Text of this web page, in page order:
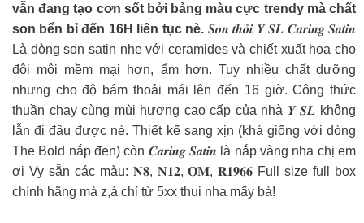
vẫn đang tạo cơn sốt bởi bảng màu cực trendy mà chất
son bển bỉ đến 16H liên tục nè. 𝑺𝒐𝒏 𝒕𝒉𝒐̉𝒊 𝒀 𝑺𝑳 𝑪𝒂𝒓𝒊𝒏𝒈 𝑺𝒂𝒕𝒊𝒏
Là dòng son satin nhẹ với ceramides và chiết xuất hoa cho
đôi môi mềm mại hơn, ẩm hơn. Tuy nhiều chất dưỡng
nhưng cho độ bám thoải mái lên đến 16 giờ. Công thức
thuần chay cùng mùi hương cao cấp của nhà 𝒀 𝑺𝑳 không
lẫn đi đâu được nè. Thiết kế sang xịn (khá giống với dòng
The Bold nắp đen) còn 𝑪𝒂𝒓𝒊𝒏𝒈 𝑺𝒂𝒕𝒊𝒏 là nắp vàng nha chị em
ơi Vy sẵn các màu: 𝐍𝟖, 𝐍𝟏𝟐, 𝐎𝐌, 𝐑𝟏𝟗𝟔𝟔 Full size full box
chính hãng mà z,á chỉ từ 5xx thui nha mấy bà!